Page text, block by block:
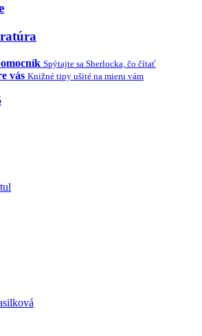
Spýtajte sa Sherlocka, čo čítať
vás Knižné tipy ušité na mieru vám